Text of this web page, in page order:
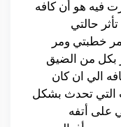
فيه هو أن كافه
حالتي
خطبتي ومر
بكل من الضيق
الي ان كان
التي تحدث بشكل
على أتفه